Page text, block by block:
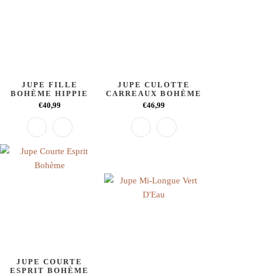
JUPE FILLE
BOHÈME HIPPIE
€40,99
JUPE CULOTTE
CARREAUX BOHÈME
€46,99
JUPE COURTE
ESPRIT BOHÈME